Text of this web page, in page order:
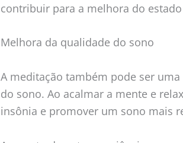
contribuir para a melhora do
Melhora da qualidade do sono
A meditação também pode ser
do sono. Ao acalmar a mente e
insônia e promover um sono mais